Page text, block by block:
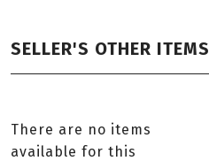
SELLER'S OTHER ITEMS
There are no items
available for this